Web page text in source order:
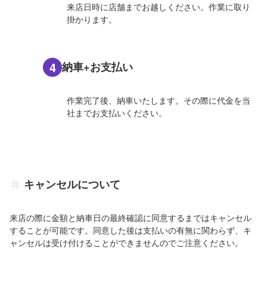
来店日時に店舗までお越しください。作業に取り
掛かります。
4 納車+お支払い
作業完了後、納車いたします。その際に代金を当
社までお支払いください。
キャンセルについて
来店の際に金額と納車日の最終確認に同意するまではキャンセル
することが可能です。同意した後は支払いの有無に関わらず、キ
ャンセルは受け付けることができませんのでご注意ください。